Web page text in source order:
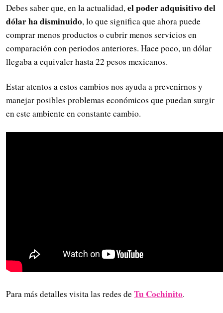
Debes saber que, en la actualidad,el poder adquisitivo del
dólar ha disminuido, lo que significa que ahora puede
comprar menos productos o cubrir menos servicios en
comparación con periodos anteriores. Hace poco, un dólar
llegaba a equivaler hasta 22 pesos mexicanos.
Estar atentos a estos cambios nos ayuda a prevenirnos y
manejar posibles problemas económicos que puedan surgir
en este ambiente en constante cambio.
Para más detalles visita las redes deTu Cochinito.